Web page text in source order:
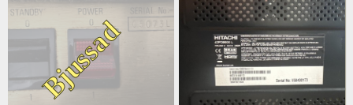
Bjussad